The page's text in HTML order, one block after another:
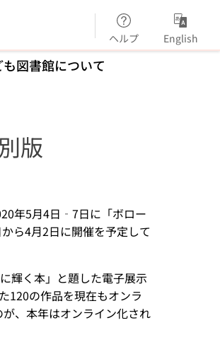
ヘルプ English
図書館について
版
年5月4日‐7日に「ボロー
ら4月2日に開催を予定して
輝く本」と題した電子展示
120の作品を現在もオンラ
、本年はオンライン化され